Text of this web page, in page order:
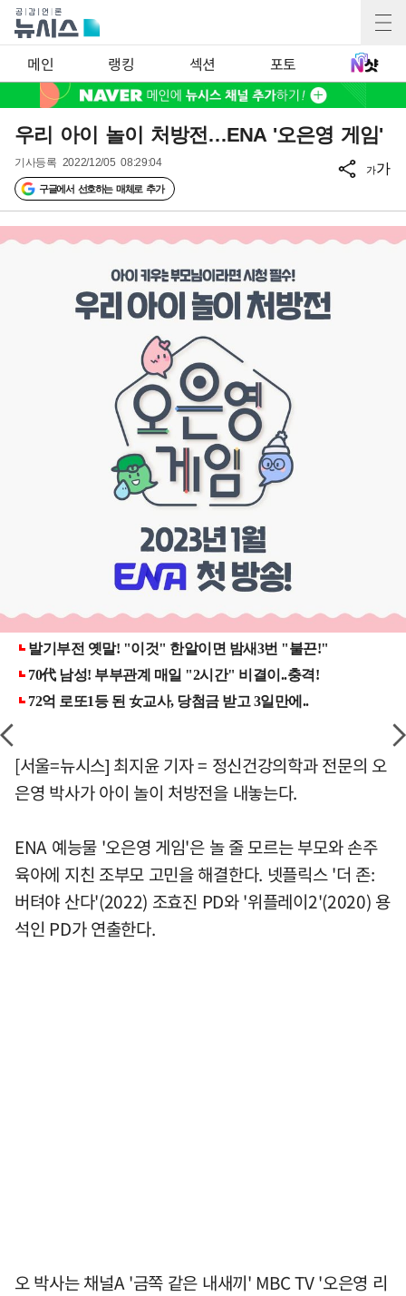
메인 랭킹 섹션 포토
우리 아이 놀이 처방전…ENA '오은영 게임'
기사등록 2022/12/05 08:29:04
구글에서 선호하는 매체로 추가
가가
[서울=뉴시스] 최지윤 기자 = 정신건강의학과 전문의 오
은영 박사가 아이 놀이 처방전을 내놓는다.
ENA 예능물 '오은영 게임'은 놀 줄 모르는 부모와 손주
육아에 지친 조부모 고민을 해결한다. 넷플릭스 '더 존:
버텨야 산다'(2022) 조효진 PD와 '위플레이2'(2020) 용
석인 PD가 연출한다.
오 박사는 채널A '금쪽 같은 내새끼' MBC TV '오은영 리